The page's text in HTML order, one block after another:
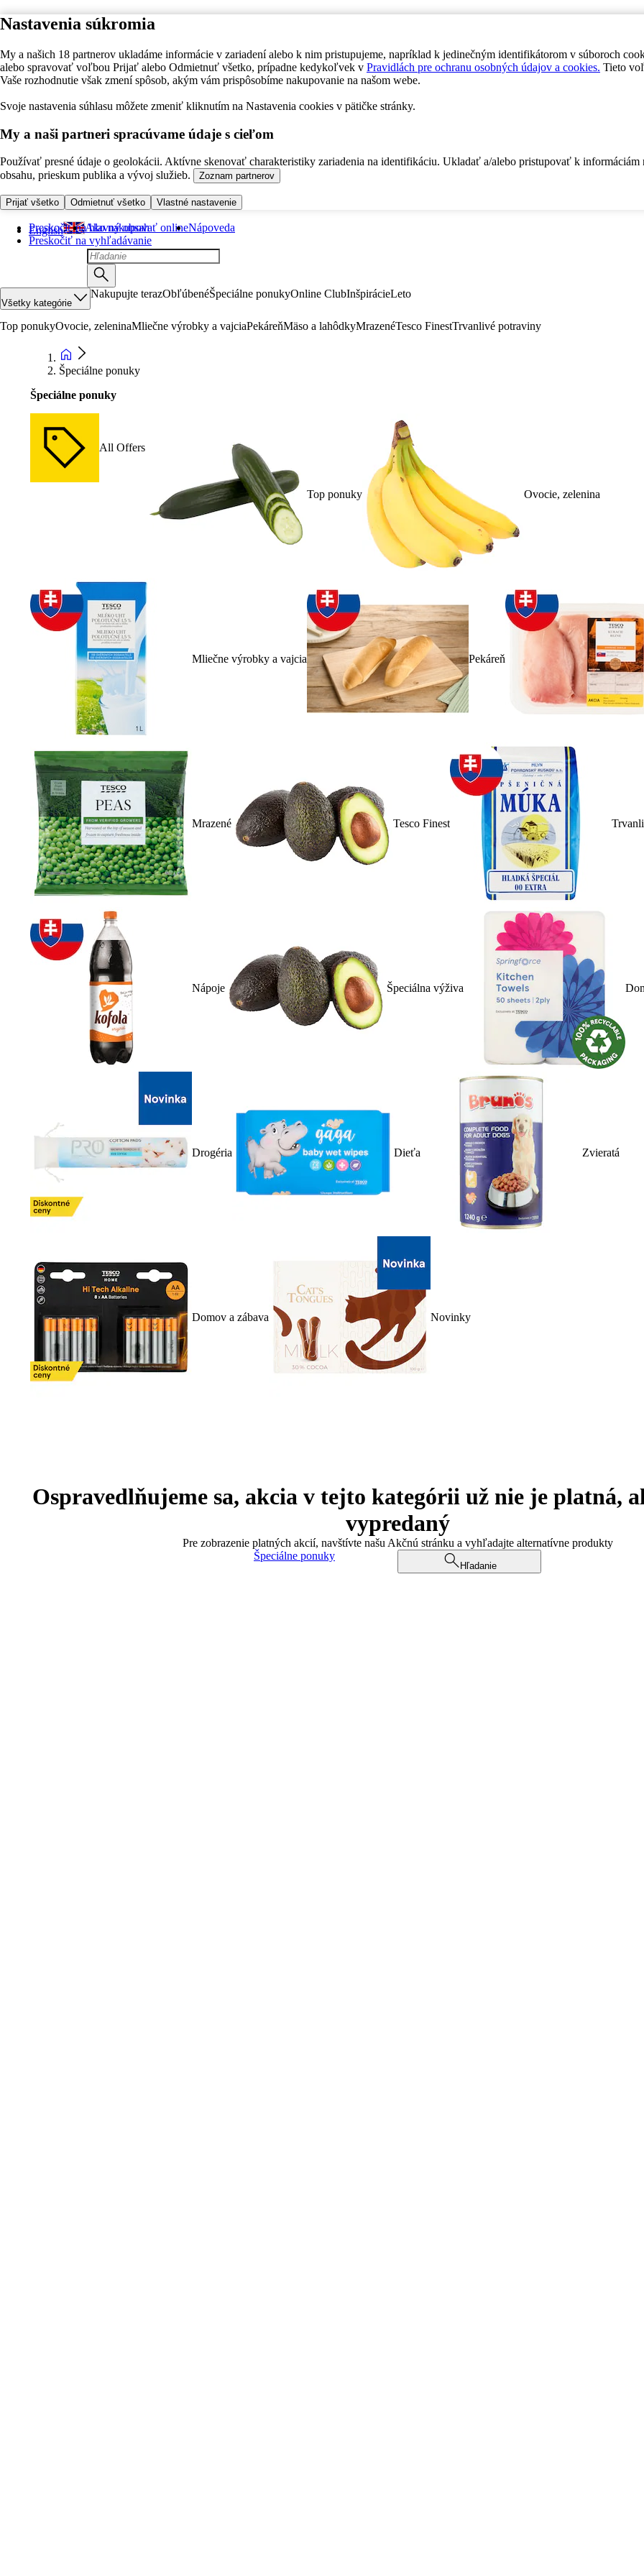
Nastavenia súkromia
My a našich 18 partnerov ukladáme informácie v zariadení alebo k nim pristupujeme, napríklad k jedinečným identifikátorom v súboroch
alebo spravovať voľbou Prijať alebo Odmietnuť všetko, prípadne kedykoľvek v Pravidlách pre ochranu osobných údajov a cookies. Tieto
Vaše rozhodnutie však zmení spôsob, akým vám prispôsobíme nakupovanie na našom webe.
Svoje nastavenia súhlasu môžete zmeniť kliknutím na Nastavenia cookies v pätičke stránky.
My a naši partneri spracúvame údaje s cieľom
Používať presné údaje o geolokácii. Aktívne skenovať charakteristiky zariadenia na identifikáciu. Ukladať a/alebo pristupovať k informáciám
obsahu, prieskum publika a vývoj služieb.
Zoznam partnerov
Prijať všetko Odmietnuť všetko Vlastné nastavenie
Preskočiť na hlavný obsah
Preskočiť na vyhľadávanie
English Ako nakupovať onlineNápoveda
Všetky kategórie
Nakupujte terazObľúbenéŠpeciálne ponukyOnline ClubInšpirácieLeto
Top ponukyOvocie, zeleninaMliečne výrobky a vajciaPekáreňMäso a lahôdkyMrazenéTesco FinestTrvanlivé potraviny
Špeciálne ponuky
Špeciálne ponuky
All Offers
Top ponuky Ovocie, zelenina
Mliečne výrobky a vajcia Pekáreň
Mrazené Tesco Finest
Nápoje Špeciálna výživa
Drogéria Dieťa Zvieratá
Domov a zábava Novinky
Ospravedlňujeme sa, akcia v tejto kategórii už nie je platná,
vypredaný
Pre zobrazenie platných akcií, navštívte našu Akčnú stránku a vyhľadajte alternatívne produkty
Špeciálne ponuky
Hľadanie